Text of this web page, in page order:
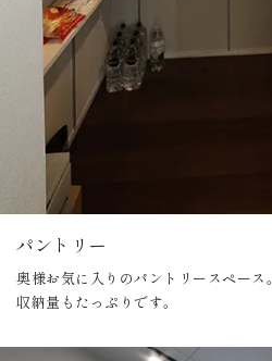
パントリー
奥様お気に入りのパントリースペース。
収納量もたっぷりです。